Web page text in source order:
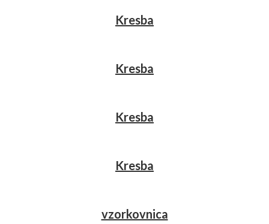
Kresba
Kresba
Kresba
Kresba
vzorkovnica